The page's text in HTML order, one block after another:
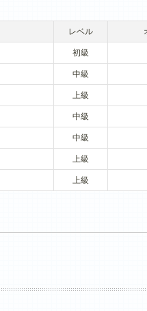
レベル
初級
中級
上級
中級
中級
上級
上級